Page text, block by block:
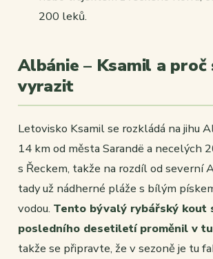
200 leků.
Albánie – Ksamil a proč
vyrazit
Letovisko Ksamil se rozkládá na jihu
14 km od města Sarandë a necelých
s Řeckem, takže na rozdíl od severní
tady už nádherné pláže s bílým
vodou. Tento bývalý rybářský kout
posledního desetiletí proměnil v
takže se připravte, že v sezoně je tu